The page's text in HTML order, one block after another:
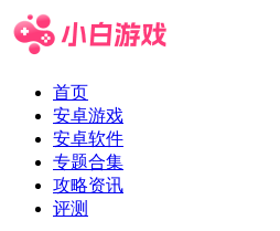
首页
安卓游戏
安卓软件
专题合集
攻略资讯
评测